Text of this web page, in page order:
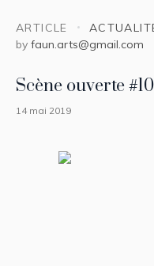
ARTICLE
by faun.arts@gmail.com
Scène ouverte #10
14 mai 2019